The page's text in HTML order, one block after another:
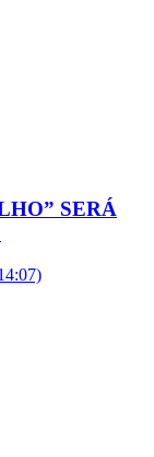
SERÁ